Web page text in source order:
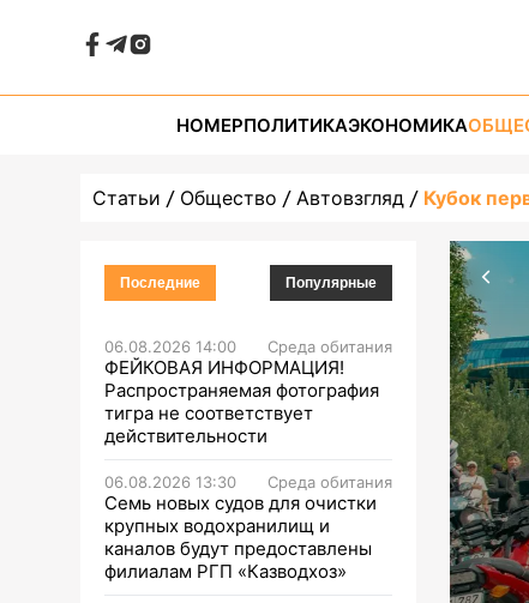
НОМЕРПОЛИТИКАЭКОНОМИКА
Статьи Общество Автовзгляд Кубок
Последние Популярные
06.08.2026 14:00 Среда обитания
ФЕЙКОВАЯ ИНФОРМАЦИЯ!
Распространяемая фотография
тигра не соответствует
действительности
06.08.2026 13:30 Среда обитания
Семь новых судов для очистки
крупных водохранилищ и
каналов будут предоставлены
филиалам РГП «Казводхоз»